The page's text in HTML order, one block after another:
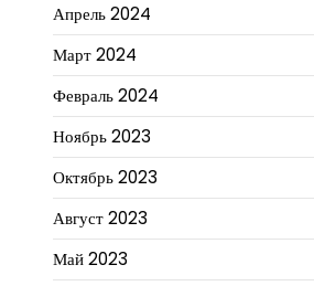
Апрель 2024
Март 2024
Февраль 2024
Ноябрь 2023
Октябрь 2023
Август 2023
Май 2023